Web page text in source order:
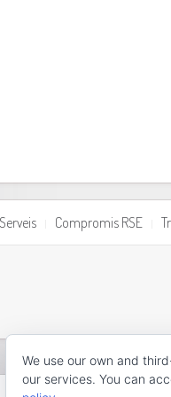
Serveis Compromis RSE
We use our own and
our services. You can